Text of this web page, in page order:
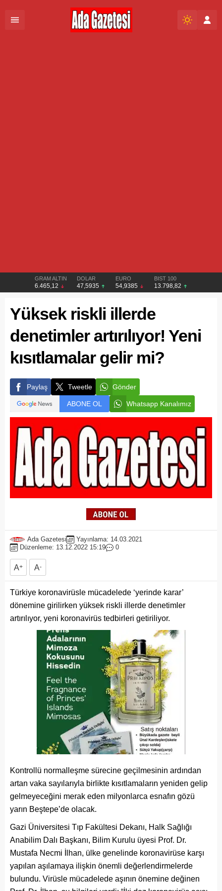
GRAM ALTIN
6.465,12
DOLAR
47,5935
EURO
54,9385
BIST 100
13.798,82
Yüksek riskli illerde
denetimler artırılıyor! Yeni
kısıtlamalar gelir mi?
Paylaş Tweetle Gönder
ABONE OL Whatsapp Kanalımız
Ada Gazetesi
Yayınlama: 14.03.2021
Düzenleme: 13.12.2022 15:19
0
A+ A-
Türkiye koronavirüsle mücadelede ‘yerinde karar’
dönemine girilirken yüksek riskli illerde denetimler
artırılıyor, yeni koronavirüs tedbirleri getiriliyor.
Kontrollü normalleşme sürecine geçilmesinin ardından
artan vaka sayılarıyla birlikte kısıtlamaların yeniden gelip
gelmeyeceğini merak eden milyonlarca esnafın gözü
yarın Beştepe’de olacak.
Gazi Üniversitesi Tıp Fakültesi Dekanı, Halk Sağlığı
Anabilim Dalı Başkanı, Bilim Kurulu üyesi Prof. Dr.
Mustafa Necmi İlhan, ülke genelinde koronavirüse karşı
yapılan aşılamaya ilişkin önemli değerlendirmelerde
bulundu. Virüsle mücadelede aşının önemine değinen